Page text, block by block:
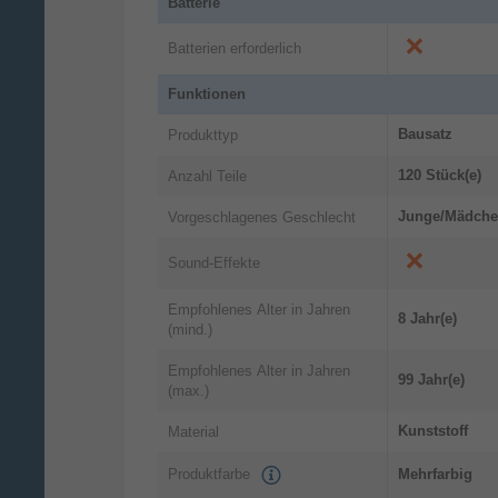
Batterien erforderlich
Funktionen
Produkttyp Bausatz
Anzahl Teile 120 Stück(e)
Vorgeschlagenes Geschlecht Junge/
Sound-Effekte
Empfohlenes Alter in Jahren
(mind.)
8 Jahr(e)
Empfohlenes Alter in Jahren
(max.)
99 Jahr(e)
Material Kunststoff
Produktfarbe Mehrfarbig